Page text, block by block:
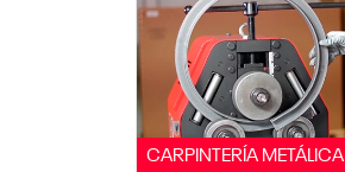
CARPINTERÍA METÁLICA